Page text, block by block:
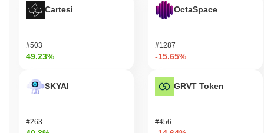
Cartesi
#503
49.23%
SKYAI
#263
OctaSpace
#1287
-15.65%
GRVT Token
#456